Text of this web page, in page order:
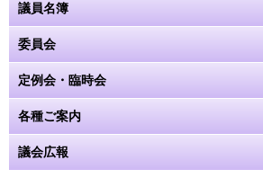
議員名簿
委員会
定例会・臨時会
各種ご案内
議会広報